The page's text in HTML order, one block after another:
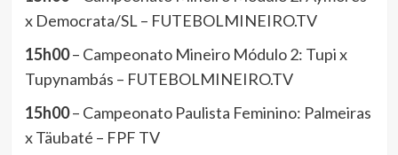
x Democrata/SL – FUTEBOLMINEIRO.TV
15h00– Campeonato Mineiro Módulo 2: Tupi x
Tupynambás – FUTEBOLMINEIRO.TV
15h00– Campeonato Paulista Feminino: Palmeiras
x Täubaté – FPF TV